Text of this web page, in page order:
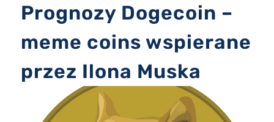
Prognozy Dogecoin –
meme coins wspierane
przez Ilona Muska